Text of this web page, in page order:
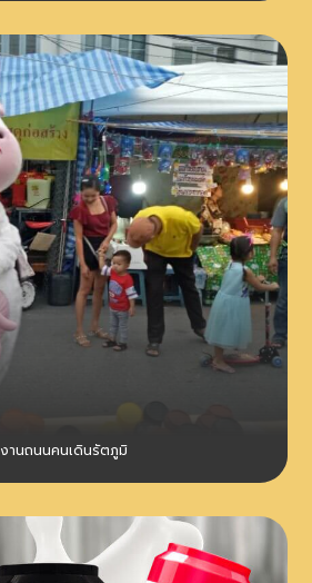
งานถนนคนเดินรัตภูมิ